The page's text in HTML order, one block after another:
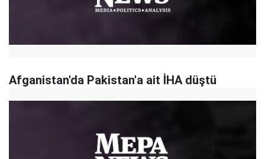
Afganistan'da Pakistan'a ait İHA düştü